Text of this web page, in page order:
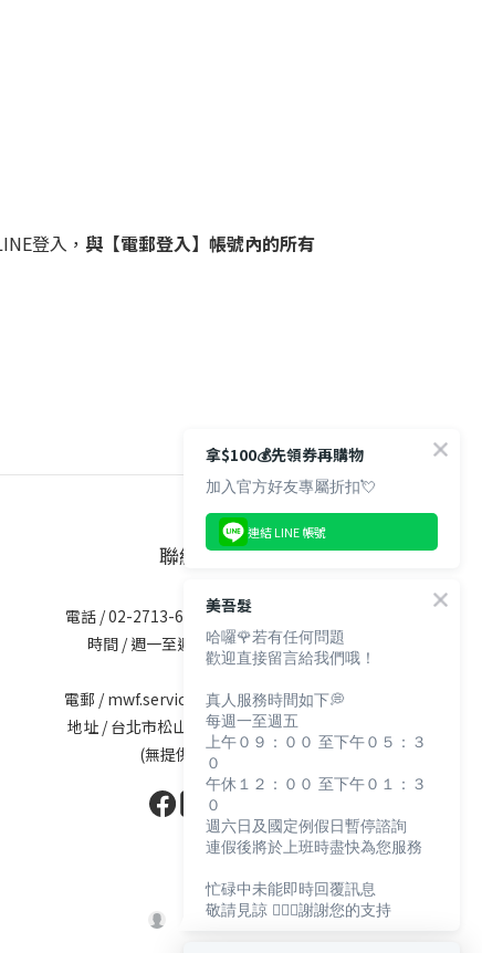
登入， 與【電郵登入】帳號內的所有
聯絡資訊
電話 / 02-2713-6621 (無提供訂購服務)
時間 / 週一至週五 09:30-12:00；
13:30-17:30
電郵 / mwf.service@maywufa.com.tw
地址 / 台北市松山區復興北路167號5樓
(無提供現場販售)
拿$100💰先領券再購物
加入官方好友專屬折扣💘
連結 LINE 帳號
美吾髮
哈囉🌹若有任何問題
歡迎直接留言給我們哦！
真人服務時間如下💭
每週一至週五
上午０９：００ 至下午０５：３
０
午休１２：００ 至下午０１：３
０
週六日及國定例假日暫停諮詢
連假後將於上班時盡快為您服務
忙碌中未能即時回覆訊息
敬請見諒 🙇🏻‍♀️謝謝您的支持